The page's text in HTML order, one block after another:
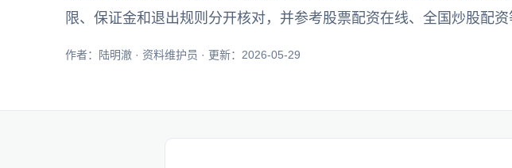
限、保证金和退出规则分开核对，并参考股票配资在线、全国炒股配资
作者：陆明澈 · 资料维护员 · 更新：2026-05-29